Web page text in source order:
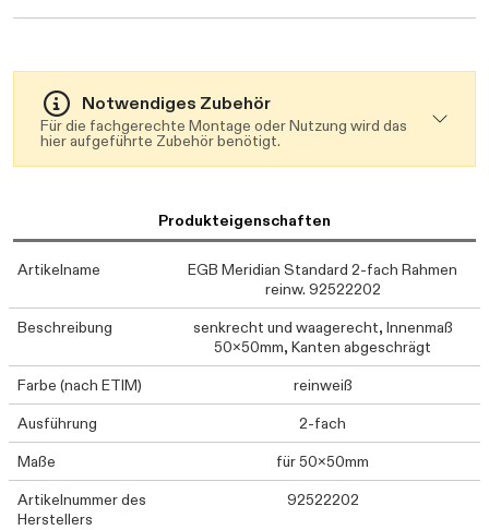
Notwendiges Zubehör
Für die fachgerechte Montage oder Nutzung wird das
hier aufgeführte Zubehör benötigt.
Produkteigenschaften
Artikelname
EGB Meridian Standard 2-fach Rahmen
reinw. 92522202
Beschreibung
senkrecht und waagerecht, Innenmaß
50x50mm, Kanten abgeschrägt
Farbe (nach ETIM)
reinweiß
Ausführung
2-fach
Maße
für 50x50mm
Artikelnummer des
Herstellers
92522202